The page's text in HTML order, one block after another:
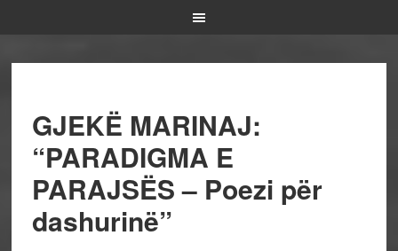
GJEKË MARINAJ:
“PARADIGMA E
PARAJSËS – Poezi për
dashurinë”